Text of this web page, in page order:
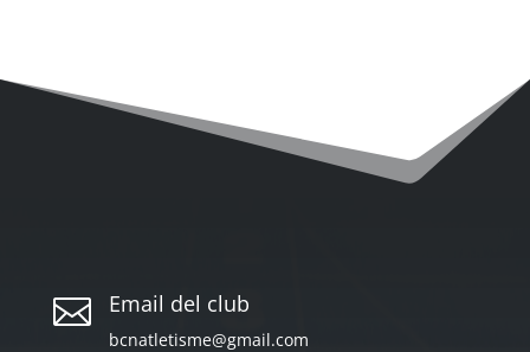
 Email del club
bcnatletisme@gmail.com